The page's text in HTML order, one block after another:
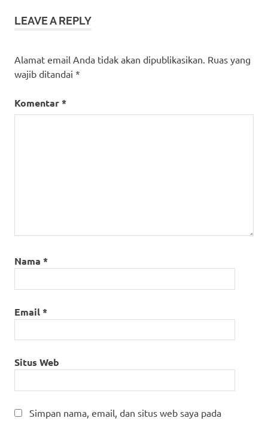
LEAVE A REPLY
Alamat email Anda tidak akan dipublikasikan. Ruas yang
wajib ditandai *
Komentar*
Nama *
Email*
Situs Web
Simpan nama, email, dan situs web saya pada